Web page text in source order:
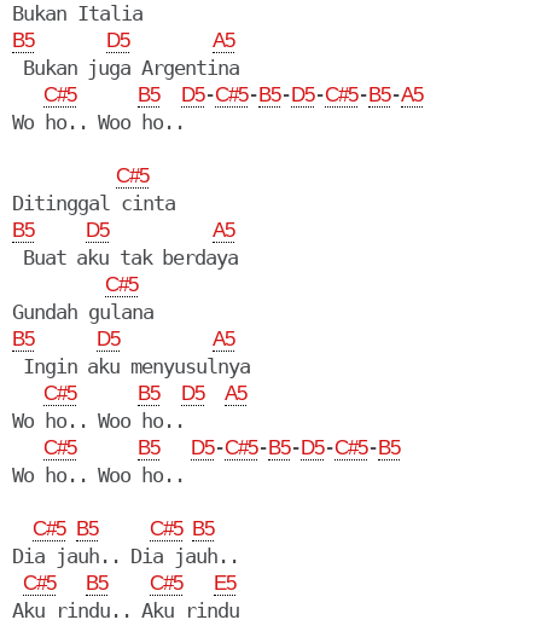
Bukan Italia
B5 D5 A5
Bukan juga Argentina
C#5 B5 D5-C#5-B5-D5-C#5-B5-A5
C#5
Ditinggal cinta
B5 D5 A5
Buat aku tak berdaya
C#5
Gundah gulana
B5 D5 A5
Ingin aku menyusulnya
C#5 B5 D5 A5
Wo ho.. Woo ho..
C#5 B5 D5-C#5-B5-D5-C#5-B5
Wo ho.. Woo ho..
C#5 B5 C#5 B5
Dia jauh.. Dia jauh..
C#5 B5 C#5 E5
Aku rindu.. Aku rindu